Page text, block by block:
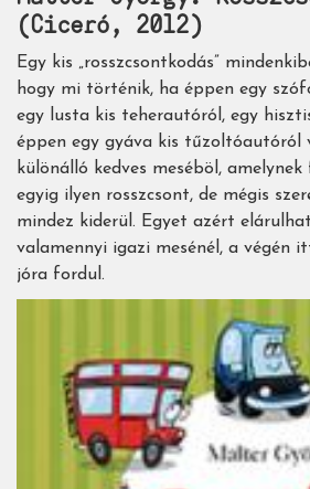
(Ciceró, 2012)
Egy kis „rosszcsontkodás”
hogy mi történik, ha éppen egy
egy lusta kis teherautóról, egy
éppen egy gyáva kis tűzoltóautóról
különálló kedves meséböl,
egyig ilyen rosszcsont, de mégis
mindez kiderül. Egyet azért
valamennyi igazi mesénél, a végén
jóra fordul.